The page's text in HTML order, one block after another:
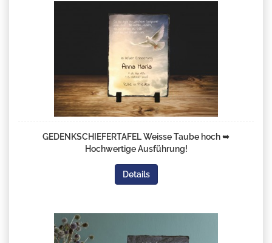
GEDENKSCHIEFERTAFEL Weisse Taube hoch ➥
Hochwertige Ausführung!
Details